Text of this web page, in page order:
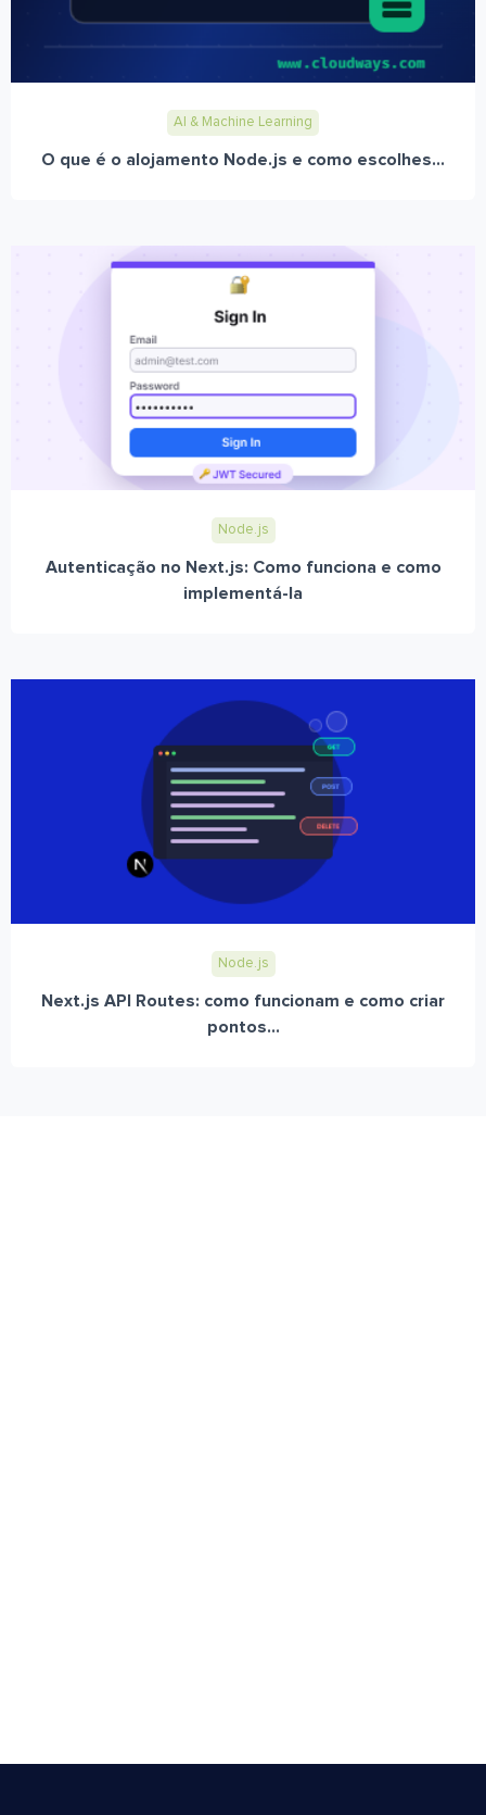
AI & Machine Learning
O que é o alojamento Node.js e como escolhes...
Node.js
Autenticação no Next.js: Como funciona e como
implementá-la
Node.js
Next.js API Routes: como funcionam e como criar
pontos...